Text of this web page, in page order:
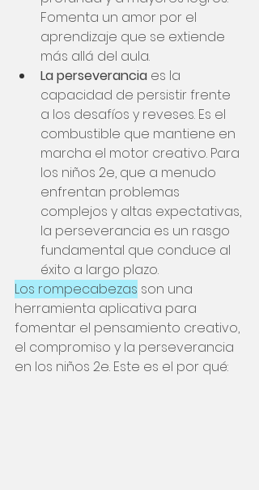
Fomenta un amor por el
aprendizaje que se extiende
más allá del aula.
La perseverancia es la
capacidad de persistir frente
a los desafíos y reveses. Es el
combustible que mantiene en
marcha el motor creativo. Para
los niños 2e, que a menudo
enfrentan problemas
complejos y altas expectativas,
la perseverancia es un rasgo
fundamental que conduce al
éxito a largo plazo.
Los rompecabezas son una
herramienta aplicativa para
fomentar el pensamiento creativo,
el compromiso y la perseverancia
en los niños 2e. Este es el por qué: